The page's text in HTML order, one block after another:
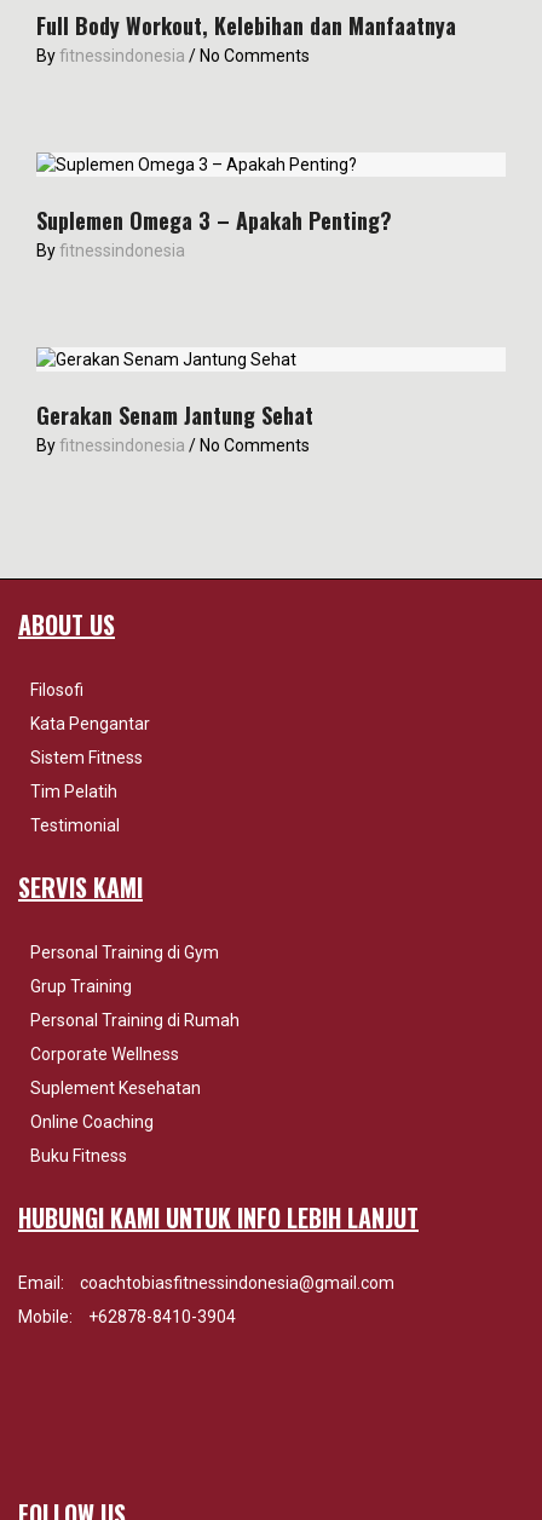
Full Body Workout, Kelebihan dan Manfaatnya
Byfitnessindonesia / No Comments
Suplemen Omega 3 – Apakah Penting?
Byfitnessindonesia
Gerakan Senam Jantung Sehat
Byfitnessindonesia / No Comments
ABOUT US
Filosofi
Kata Pengantar
Sistem Fitness
Tim Pelatih
Testimonial
SERVIS KAMI
Personal Training di Gym
Grup Training
Personal Training di Rumah
Corporate Wellness
Suplement Kesehatan
Online Coaching
Buku Fitness
HUBUNGI KAMI UNTUK INFO LEBIH LANJUT
Email:
coachtobiasfitnessindonesia@gmail.com
Mobile:
+62878-8410-3904